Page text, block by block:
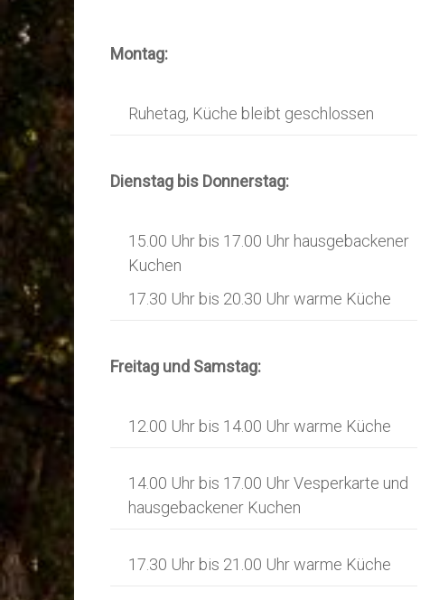
Montag:
Ruhetag, Küche bleibt geschlossen
Dienstag bis Donnerstag:
15.00 Uhr bis 17.00 Uhr hausgebackener
Kuchen
17.30 Uhr bis 20.30 Uhr warme Küche
Freitag und Samstag:
12.00 Uhr bis 14.00 Uhr warme Küche
14.00 Uhr bis 17.00 Uhr Vesperkarte und
hausgebackener Kuchen
17.30 Uhr bis 21.00 Uhr warme Küche